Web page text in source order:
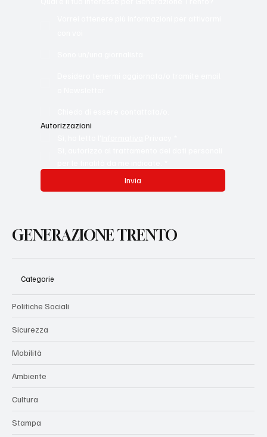
Autorizzazioni
Invia
GENERAZIONE TRENTO
Categorie
Politiche Sociali
Sicurezza
Mobilità
Ambiente
Cultura
Stampa